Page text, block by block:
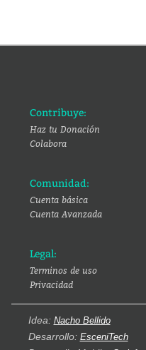
Contribuye:
Haz tu Donación
Colabora
Comunidad:
Cuenta básica
Cuenta Avanzada
Legal:
Terminos de uso
Privacidad
Idea: Nacho Bellido
Desarrollo: EsceniTech